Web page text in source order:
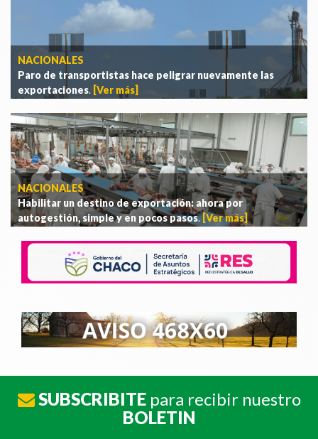
NACIONALES
Paro de transportistas hace peligrar nuevamente las
exportaciones. [Ver más]
NACIONALES
Habilitar un destino de exportación: ahora por
autogestión, simple y en pocos pasos.[Ver más]
SUBSCRIBITEpara recibir nuestro
BOLETIN